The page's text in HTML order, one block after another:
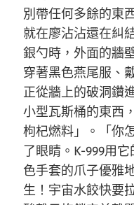
別帶任何多餘的東
就在廖沾沾還在糾
銀勺時，外面的牆
穿著黑色燕尾服、
正從牆上的破洞鑽
小型瓦斯桶的東西
枸杞燃料」。「你
了眼睛。K-999用
色手套的爪子優雅
生！宇宙水餃快要